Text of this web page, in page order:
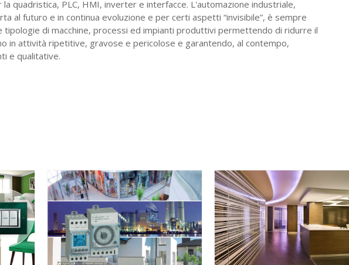
quadristica, PLC, HMI, inverter e interfacce. L'automazione industriale,
al futuro e in continua evoluzione e per certi aspetti “invisibile”, è sempre
tipologie di macchine, processi ed impianti produttivi permettendo di ridurre il
in attività ripetitive, gravose e pericolose e garantendo, al contempo,
e qualitative.